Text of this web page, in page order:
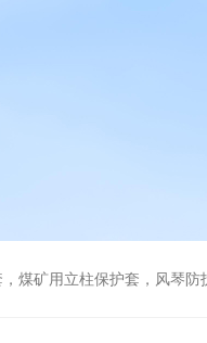
煤矿用立柱保护套，风琴